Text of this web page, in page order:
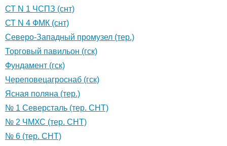
СТ N 1 ЧСПЗ (снт)
СТ N 4 ФМК (снт)
Северо-Западный промузел (тер.)
Торговый павильон (гск)
Фундамент (гск)
Череповецагроснаб (гск)
Ясная поляна (тер.)
№ 1 Северсталь (тер. СНТ)
№ 2 ЧМХС (тер. СНТ)
№ 6 (тер. СНТ)